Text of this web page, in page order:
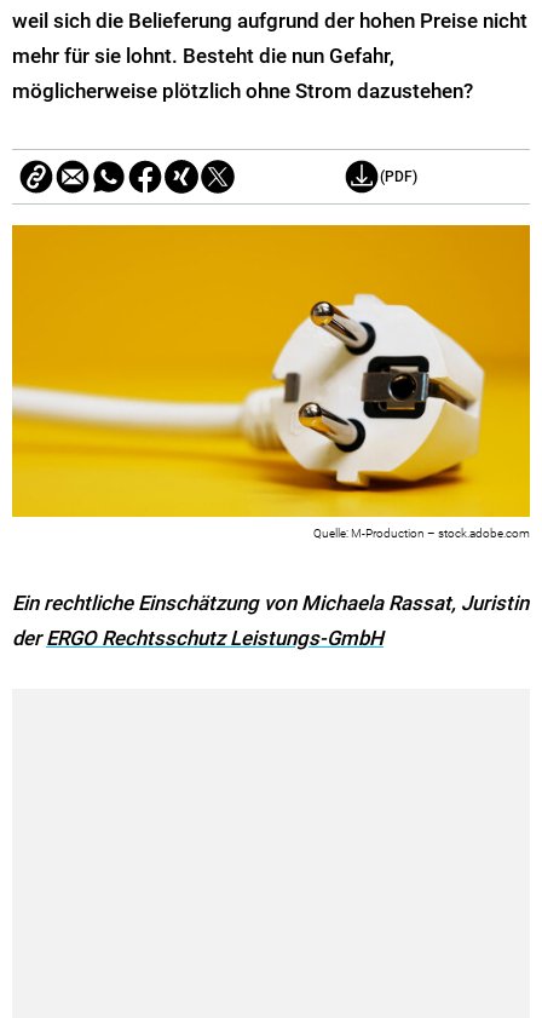
weil sich die Belieferung aufgrund der hohen Preise nicht
mehr für sie lohnt. Besteht die nun Gefahr,
möglicherweise plötzlich ohne Strom dazustehen?
(PDF)
M-Production – stock.adobe.com
Ein rechtliche Einschätzung von Michaela Rassat, Juristin
derERGO Rechtsschutz Leistungs-GmbH